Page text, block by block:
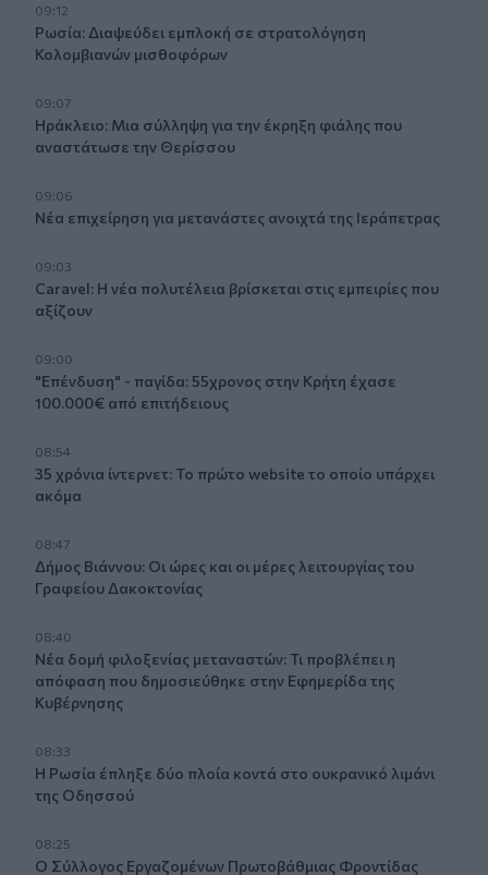
09:12
Ρωσία: Διαψεύδει εμπλοκή σε στρατολόγηση
Κολομβιανών μισθοφόρων
09:07
Ηράκλειο: Μια σύλληψη για την έκρηξη φιάλης που
αναστάτωσε την Θερίσσου
09:06
Νέα επιχείρηση για μετανάστες ανοιχτά της Ιεράπετρας
09:03
Caravel: Η νέα πολυτέλεια βρίσκεται στις εμπειρίες που
αξίζουν
09:00
"Επένδυση" - παγίδα: 55χρονος στην Κρήτη έχασε
100.000€ από επιτήδειους
08:54
35 χρόνια ίντερνετ: Το πρώτο website το οποίο υπάρχει
ακόμα
08:47
Δήμος Βιάννου: Οι ώρες και οι μέρες λειτουργίας του
Γραφείου Δακοκτονίας
08:40
Νέα δομή φιλοξενίας μεταναστών: Τι προβλέπει η
απόφαση που δημοσιεύθηκε στην Εφημερίδα της
Κυβέρνησης
08:33
Η Ρωσία έπληξε δύο πλοία κοντά στο ουκρανικό λιμάνι
της Οδησσού
08:25
Ο Σύλλογος Εργαζομένων Πρωτοβάθμιας Φροντίδας